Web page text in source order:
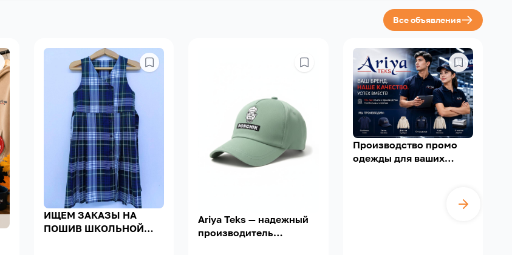
Все объявления
ИЩЕМ ЗАКАЗЫ НА
ПОШИВ ШКОЛЬНОЙ
Ariya Teks — надежный
производитель
Производство промо
одежды для ваших